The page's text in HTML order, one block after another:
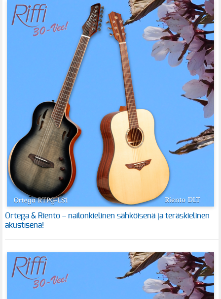
Ortega & Riento – nailonkielinen sähköisenä ja teräskielinen
akustisena!